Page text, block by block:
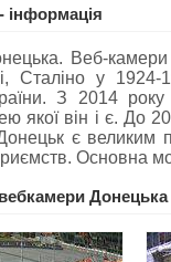
інформація
Веб-
Сталіно у
З 2014 року
якої він і є. До
є
Основна
Донецька